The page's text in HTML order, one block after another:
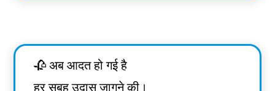
🥀 अब आदत हो गई है
हर सुबह उदास जागने की।